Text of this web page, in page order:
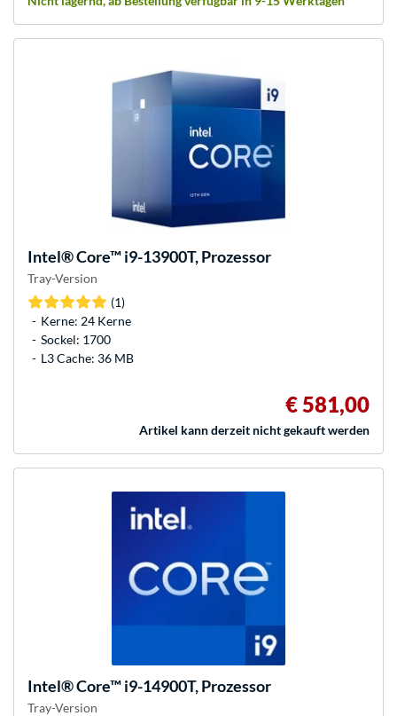
Intel®Core™ i9-13900T, Prozessor
Tray-Version
(1)
Kerne: 24 Kerne
Sockel: 1700
L3 Cache: 36 MB
€ 581,00
Artikel kann derzeit nicht gekauft werden
Intel®Core™ i9-14900T, Prozessor
Tray-Version